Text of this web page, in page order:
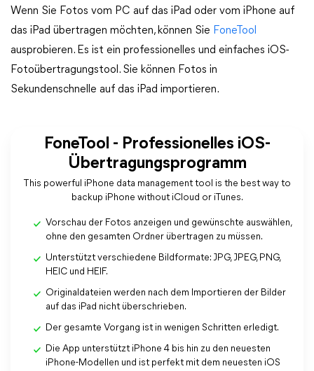
Wenn Sie Fotos vom PC auf das iPad oder vom iPhone auf
das iPad übertragen möchten, können Sie FoneTool
ausprobieren. Es ist ein professionelles und einfaches iOS-
Fotoübertragungstool. Sie können Fotos in
Sekundenschnelle auf das iPad importieren.
FoneTool - Professionelles iOS-
Übertragungsprogramm
This powerful iPhone data management tool is the best way to
backup iPhone without iCloud or iTunes.
Vorschau der Fotos anzeigen und gewünschte auswählen,
ohne den gesamten Ordner übertragen zu müssen.
Unterstützt verschiedene Bildformate: JPG, JPEG, PNG,
HEIC und HEIF.
Originaldateien werden nach dem Importieren der Bilder
auf das iPad nicht überschrieben.
Der gesamte Vorgang ist in wenigen Schritten erledigt.
Die App unterstützt iPhone 4 bis hin zu den neuesten
iPhone-Modellen und ist perfekt mit dem neuesten iOS